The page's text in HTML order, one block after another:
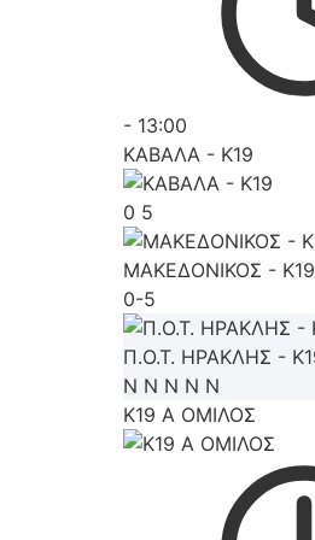
- 13:00
ΚΑΒΑΛΑ - K19
0 5
ΜΑΚΕΔΟΝΙΚΟΣ - K19
0-5
Π.Ο.Τ. ΗΡΑΚΛΗΣ -
Ν Ν Ν Ν Ν
K19 Α ΟΜΙΛΟΣ